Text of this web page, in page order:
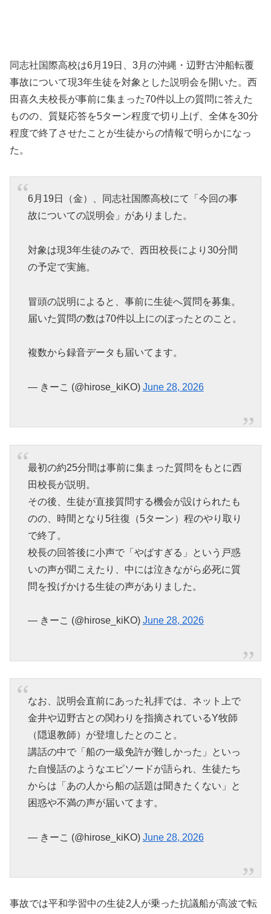
同志社国際高校は6月19日、3月の沖縄・辺野古沖船転覆
事故について現3年生徒を対象とした説明会を開いた。西
田喜久夫校長が事前に集まった70件以上の質問に答えた
ものの、質疑応答を5ターン程度で切り上げ、全体を30分
程度で終了させたことが生徒からの情報で明らかになっ
た。
6月19日（金）、同志社国際高校にて「今回の事
故についての説明会」がありました。
対象は現3年生徒のみで、西田校長により30分間
の予定で実施。
冒頭の説明によると、事前に生徒へ質問を募集。
届いた質問の数は70件以上にのぼったとのこと。
複数から録音データも届いてます。
— きーこ (@hirose_kiKO) June 28, 2026
最初の約25分間は事前に集まった質問をもとに西
田校長が説明。
その後、生徒が直接質問する機会が設けられたも
のの、時間となり5往復（5ターン）程のやり取り
で終了。
校長の回答後に小声で「やばすぎる」という戸惑
いの声が聞こえたり、中には泣きながら必死に質
問を投げかける生徒の声がありました。
— きーこ (@hirose_kiKO) June 28, 2026
なお、説明会直前にあった礼拝では、ネット上で
金井や辺野古との関わりを指摘されているY牧師
（隠退教師）が登壇したとのこと。
講話の中で「船の一級免許が難しかった」といっ
た自慢話のようなエピソードが語られ、生徒たち
からは「あの人から船の話題は聞きたくない」と
困惑や不満の声が届いてます。
— きーこ (@hirose_kiKO) June 28, 2026
事故では平和学習中の生徒2人が乗った抗議船が高波で転